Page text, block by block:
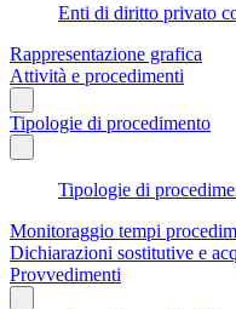
Enti di diritto privato
Rappresentazione grafica
Attività e procedimenti
Tipologie di procedimento
Tipologie di
Monitoraggio tempi
Dichiarazioni sostitutive e
Provvedimenti